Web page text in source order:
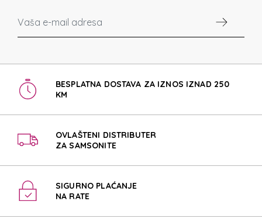
BESPLATNA DOSTAVA ZA IZNOS IZNAD 250
KM
OVLAŠTENI DISTRIBUTER
ZA SAMSONITE
SIGURNO PLAĆANJE
NA RATE